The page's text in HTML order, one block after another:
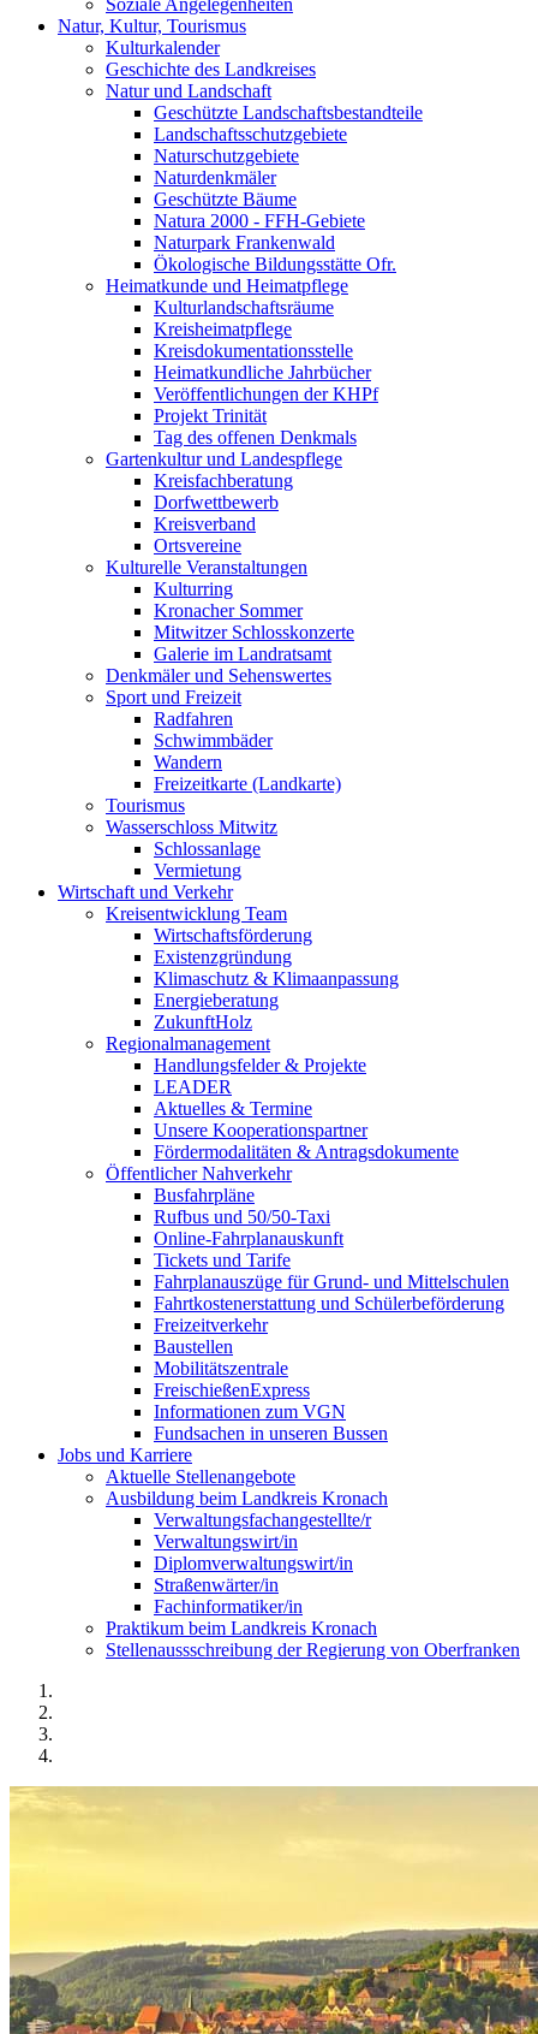
Soziale Angelegenheiten
Natur, Kultur, Tourismus
Kulturkalender
Geschichte des Landkreises
Natur und Landschaft
Geschützte Landschaftsbestandteile
Landschaftsschutzgebiete
Naturschutzgebiete
Naturdenkmäler
Geschützte Bäume
Natura 2000 - FFH-Gebiete
Naturpark Frankenwald
Ökologische Bildungsstätte Ofr.
Heimatkunde und Heimatpflege
Kulturlandschaftsräume
Kreisheimatpflege
Kreisdokumentationsstelle
Heimatkundliche Jahrbücher
Veröffentlichungen der KHPf
Projekt Trinität
Tag des offenen Denkmals
Gartenkultur und Landespflege
Kreisfachberatung
Dorfwettbewerb
Kreisverband
Ortsvereine
Kulturelle Veranstaltungen
Kulturring
Kronacher Sommer
Mitwitzer Schlosskonzerte
Galerie im Landratsamt
Denkmäler und Sehenswertes
Sport und Freizeit
Radfahren
Schwimmbäder
Wandern
Freizeitkarte (Landkarte)
Tourismus
Wasserschloss Mitwitz
Schlossanlage
Vermietung
Wirtschaft und Verkehr
Kreisentwicklung Team
Wirtschaftsförderung
Existenzgründung
Klimaschutz & Klimaanpassung
Energieberatung
ZukunftHolz
Regionalmanagement
Handlungsfelder & Projekte
LEADER
Aktuelles & Termine
Unsere Kooperationspartner
Fördermodalitäten & Antragsdokumente
Öffentlicher Nahverkehr
Busfahrpläne
Rufbus und 50/50-Taxi
Online-Fahrplanauskunft
Tickets und Tarife
Fahrplanauszüge für Grund- und Mittelschulen
Fahrtkostenerstattung und Schülerbeförderung
Freizeitverkehr
Baustellen
Mobilitätszentrale
FreischießenExpress
Informationen zum VGN
Fundsachen in unseren Bussen
Jobs und Karriere
Aktuelle Stellenangebote
Ausbildung beim Landkreis Kronach
Verwaltungsfachangestellte/r
Verwaltungswirt/in
Diplomverwaltungswirt/in
Straßenwärter/in
Fachinformatiker/in
Praktikum beim Landkreis Kronach
Stellenaussschreibung der Regierung von Oberfranken